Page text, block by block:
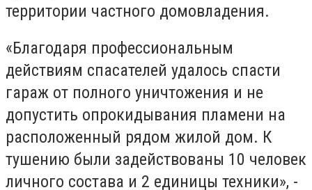
территории частного домовладения.
«Благодаря профессиональным
действиям спасателей удалось спасти
гараж от полного уничтожения и не
допустить опрокидывания пламени на
расположенный рядом жилой дом. К
тушению были задействованы 10 человек
личного состава и 2 единицы техники», -